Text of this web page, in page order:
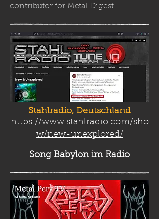
contributor for Metal Digest.
Stahlradio, Deutschland
https://www.stahlradio.com/sho
w/new-unexplored/
Song Babylonim Radio